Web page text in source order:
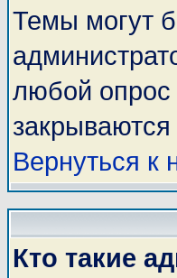
Темы могут
любой опрос
Вернуться к
Кто такие